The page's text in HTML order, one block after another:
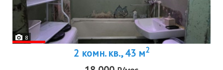
8
2 комн. кв., 43 м2